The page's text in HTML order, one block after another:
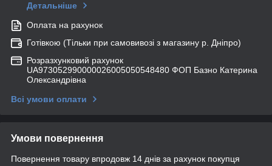
Детальніше
Оплата на рахунок
Готівкою (Тільки при самовивозі з магазину р. Дніпро)
Розразхунковий рахунок
UA973052990000026005050548480 ФОП Базно Катерина
Олександрівна
Всі умови оплати
Умови повернення
Повернення товару впродовж 14 днів за рахунок покупця